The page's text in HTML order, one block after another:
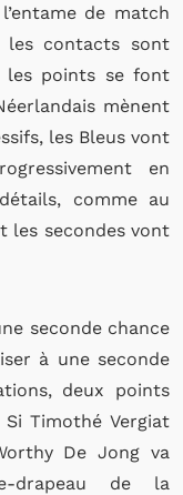
de match
les contacts sont
les points se font
mènent
les Bleus vont
en
comme au
les secondes vont
seconde chance
à une seconde
deux points
Timothé Vergiat
De Jong va
drapeau de la